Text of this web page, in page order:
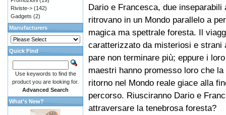
Dario e Francesca, due inseparabili
ritrovano in un Mondo parallelo a
magica ma spettrale foresta. Il
caratterizzato da misteriosi e strani
pare non terminare più; eppure i
maestri hanno promesso loro che
ritorno nel Mondo reale giace alla
percorso. Riusciranno Dario e
attraversare la tenebrosa foresta?
Riviste-> (142)
Gadgets (2)
Manufacturers
Quick Find
Use keywords to find the
product you are looking for.
Advanced Search
What's New?